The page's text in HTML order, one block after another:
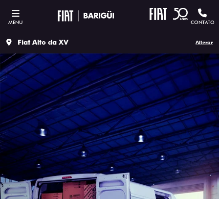
MENU CONTATO
Fiat Alto da XV Alterar
ESTOU INTERESSADO